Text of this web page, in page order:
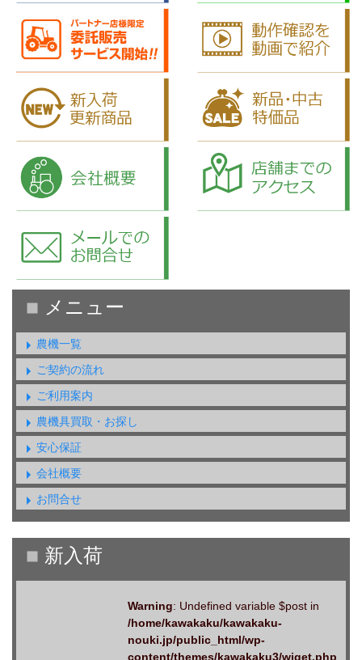
農機一覧
ご契約の流れ
ご利用案内
農機具買取・お探し
安心保証
会社概要
お問合せ
Warning: Undefined variable $post in
/home/kawakaku/kawakaku-
nouki.jp/public_html/wp-
content/themes/kawakaku3/wiget.php